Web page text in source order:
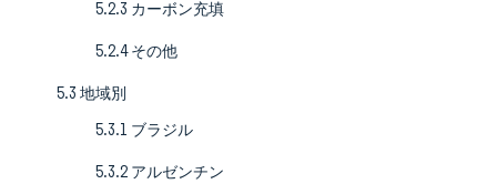
5.2.3 カーボン充填
5.2.4 その他
5.3 地域別
5.3.1 ブラジル
5.3.2 アルゼンチン